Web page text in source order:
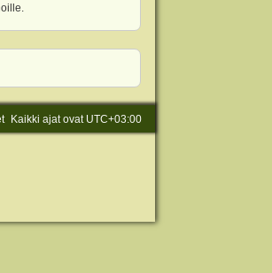
Kaikki ajat ovat UTC+03:00